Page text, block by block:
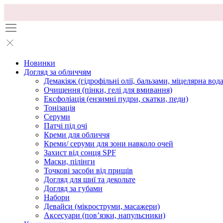
Новинки
Догляд за обличчям
Демакіяж (гідрофільні олії, бальзами, міцелярна
Очищення (пінки, гелі для вмивання)
Ексфоліація (ензимні пудри, скатки, педи)
Тонізація
Серуми
Патчі під очі
Креми для обличчя
Креми/ серуми для зони навколо очей
Захист від сонця SPF
Маски, пілінги
Точкові засоби від прищів
Догляд для шиї та декольте
Догляд за губами
Набори
Девайси (мікроструми, масажери)
Аксесуари (повʼязки, напульсники)